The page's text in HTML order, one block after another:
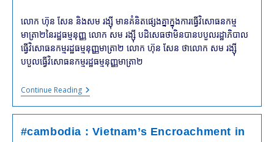
Vacances.
modified:
លោក ហ៊ុន សែន និង​សម រង្ស៊ី មាន​​គំនិត​ផ្សេង​គ្នា​ក្នុង​ការ​ធ្វើ​វិសោធនកម្ម
មាត្រា២នៃ​​​រដ្ឋ​ធម្មនុញ្ញ​ លោក សម រង្ស៊ី បដិសេធ​ថា​មិន​បាន​បបួល​រដ្ឋាភិបាល​
ធ្វើ​វិសោធនកម្ម​រដ្ឋធម្មនុញ្ញ​មាត្រា​២ លោក ហ៊ុន សែន ថា​លោក សម រង្ស៊ី
បបួល​ធ្វើ​វិសោធនកម្ម​រដ្ឋធម្មនុញ្ញ​មាត្រា​២
Continue Reading#cambodge
:
SAM
Aurait-
#cambodia : Vietnam’s Encroachment in